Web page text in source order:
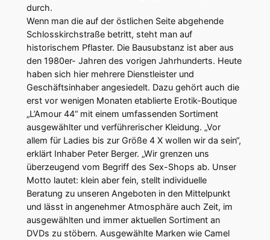
durch.
Wenn man die auf der östlichen Seite abgehende
Schlosskirchstraße betritt, steht man auf
historischem Pflaster. Die Bausubstanz ist aber aus
den 1980er- Jahren des vorigen Jahrhunderts. Heute
haben sich hier mehrere Dienstleister und
Geschäftsinhaber angesiedelt. Dazu gehört auch die
erst vor wenigen Monaten etablierte Erotik-Boutique
„L’Amour 44“ mit einem umfassenden Sortiment
ausgewählter und verführerischer Kleidung. „Vor
allem für Ladies bis zur Größe 4 X wollen wir da sein“,
erklärt Inhaber Peter Berger. „Wir grenzen uns
überzeugend vom Begriff des Sex-Shops ab. Unser
Motto lautet: klein aber fein, stellt individuelle
Beratung zu unseren Angeboten in den Mittelpunkt
und lässt in angenehmer Atmosphäre auch Zeit, im
ausgewählten und immer aktuellen Sortiment an
DVDs zu stöbern. Ausgewählte Marken wie Camel